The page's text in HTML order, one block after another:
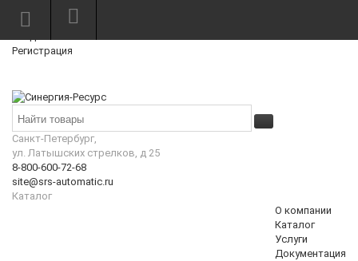
Режим работы: Пн—Пт: 10:00—18:00
Регистрация
Санкт-Петербург,
ул. Латышских стрелков, д 25
8-800-600-72-68
site@srs-automatic.ru
Каталог
О компании
Каталог
Услуги
Документация